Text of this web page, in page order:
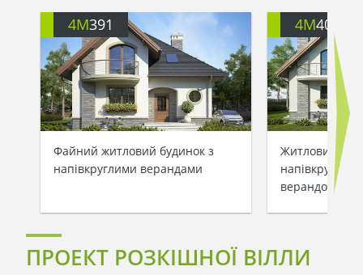
4M391
Файний житловий будинок з
напівкруглими верандами
4M401
Житловий
верандою
ПРОЕКТ РОЗКІШНОЇ ВІЛЛИ